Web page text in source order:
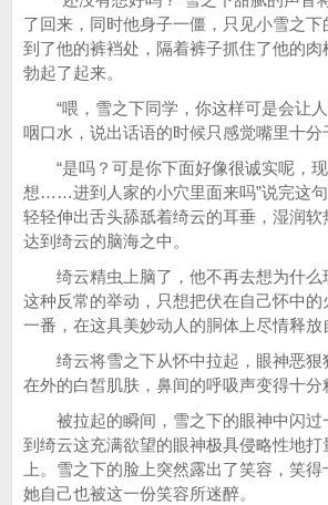
了回来，同时他身子一僵，只见小雪之
到了他的裤裆处，隔着裤子抓住了他的
勃起了起来。
“喂，雪之下同学，你这样可是会让人
咽口水，说出话语的时候只感觉嘴里十分
“是吗？可是你下面好像很诚实呢，现
想……进到人家的小穴里面来吗”说完这
轻轻伸出舌头舔舐着绮云的耳垂，湿润
达到绮云的脑海之中。
绮云精虫上脑了，他不再去想为什么
这种反常的举动，只想把伏在自己怀中
一番，在这具美妙动人的胴体上尽情释放
绮云将雪之下从怀中拉起，眼神恶狠
在外的白皙肌肤，鼻间的呼吸声变得十分
被拉起的瞬间，雪之下的眼神中闪过
到绮云这充满欲望的眼神极具侵略性地打
上。雪之下的脸上突然露出了笑容，笑
她自己也被这一份笑容所迷醉。